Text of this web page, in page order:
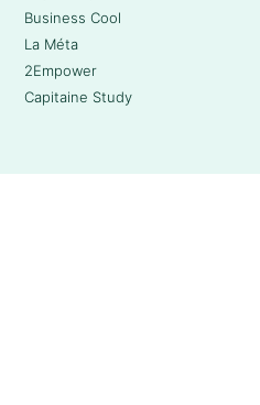
Business Cool
La Méta
2Empower
Capitaine Study